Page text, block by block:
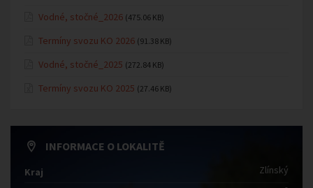
Vodné, stočné_2026 (475.06 KB)
Termíny svozu KO 2026 (91.38 KB)
Vodné, stočné_2025 (272.84 KB)
Termíny svozu KO 2025 (27.46 KB)
INFORMACE O LOKALITĚ
Kraj Zlínský